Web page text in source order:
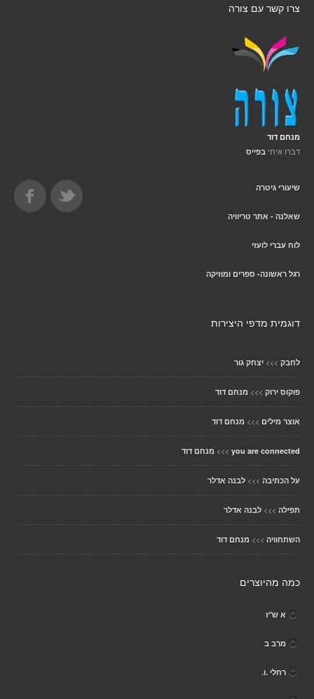
צרו קשר עם צורה
מנחם דוד
דברו איתי בפייס
שיעורי גיטרה
שאלנה - אתר טריוויה
לוח עברי לועזי
רגל ראשונה- ספרים ומוזיקה
דוגמית מדפי היצירות
לחבק >>> יצחק גור
פוקוס ירוק >>> מנחם דוד
אוצר מילים >>> מנחם דוד
you are connected
>>> מנחם דוד
על הכתיבה >>> לבנה אדלר
תפילה >>> לבנה אדלר
השתחוויה >>> מנחם דוד
כמה מהיוצרים
א ש"ז
מרב ב
רחלי .ו.